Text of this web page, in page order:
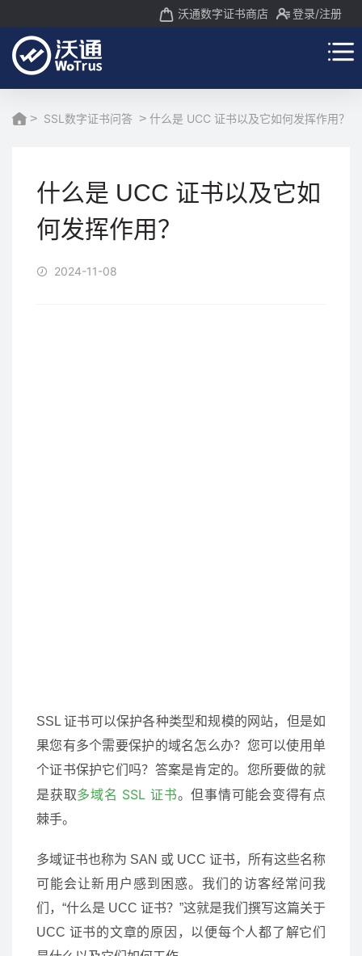
沃通数字证书商店 登录/注册
> SSL数字证书问答 > 什么是 UCC 证书以及它如何发挥作用？
什么是 UCC 证书以及它如
何发挥作用？
2024-11-08
SSL 证书可以保护各种类型和规模的网站，但是如
果您有多个需要保护的域名怎么办？您可以使用单
个证书保护它们吗？答案是肯定的。您所要做的就
是获取多域名 SSL 证书。但事情可能会变得有点
棘手。
多域证书也称为 SAN 或 UCC 证书，所有这些名称
可能会让新用户感到困惑。我们的访客经常问我
们，“什么是 UCC 证书？”这就是我们撰写这篇关于
UCC 证书的文章的原因，以便每个人都了解它们